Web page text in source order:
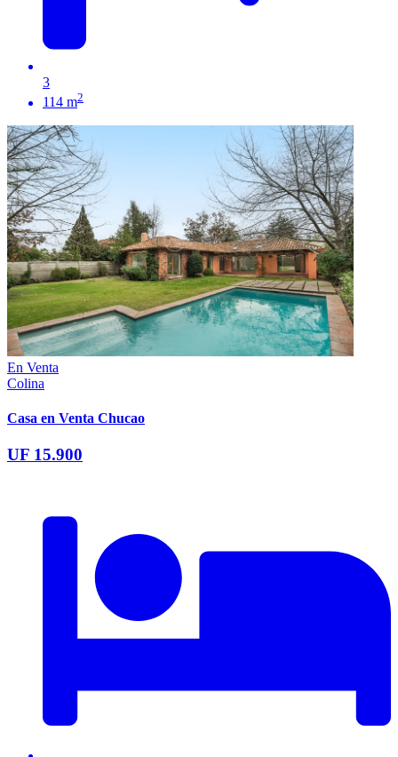
3
114 m2
En Venta
Colina
Casa en Venta Chucao
UF 15.900